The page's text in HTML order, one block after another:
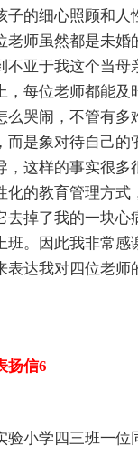
子的细心照顾和人
老师虽然都是未婚
不亚于我这个当母
，每位老师都能及
么哭闹，不管有多
而是象对待自己的
，这样的事实很多
化的教育管理方式
去掉了我的一块心
班。因此我非常感
表达我对四位老师
扬信6
验小学四三班一位